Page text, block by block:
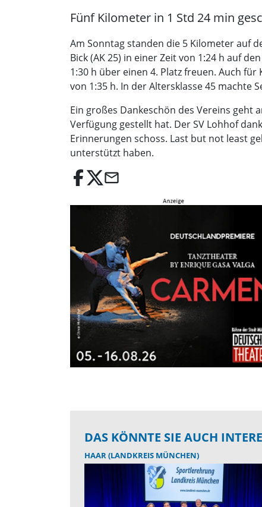
Fünf Kilometer in 1 Std 24 min
Am Sonntag standen die 5 Kilometer auf
Bick (AK 25) in einer Zeit von 1:24 h auf
1:30 h über einen 4. Platz freuen. Auch
von 1:35 h. In der Altersklasse 45 machte
Ein großes Dankeschön des Vereins geht
Verfügung gestellt hat. Der SV Lohhof
Erinnerungen schoss. Last but not least
unterstützt haben.
email
DAS KÖNNTE SIE AUCH
HAAR (LANDKREIS MÜNCHEN)